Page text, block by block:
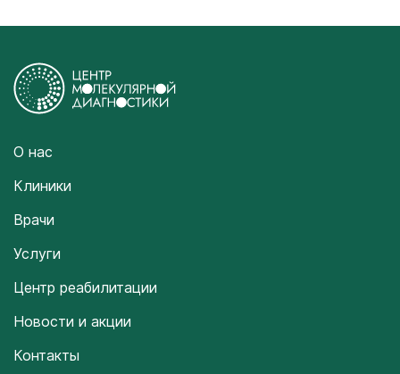
О нас
Клиники
Врачи
Услуги
Центр реабилитации
Новости и акции
Контакты